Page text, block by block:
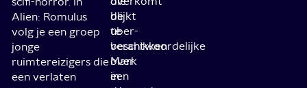
Alien: Romulus
volg je een groep
jonge
ruimtereizigers die
een verlaten
blijkt
te
beschikken
over
een
de
über-
verantwoordelijke
Mark
in